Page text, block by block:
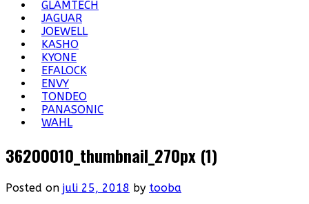
GLAMTECH
JAGUAR
JOEWELL
KASHO
KYONE
EFALOCK
ENVY
TONDEO
PANASONIC
WAHL
36200010_thumbnail_270px (1)
Posted on juli 25, 2018 by tooba